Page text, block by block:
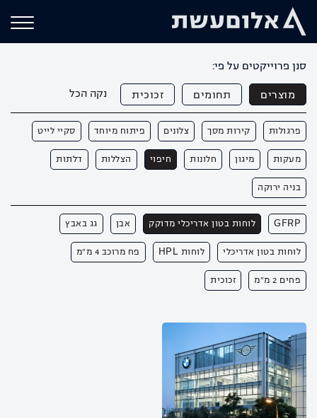
סנן פרוייקטים על פי:
מוצרים תחומים זכוכית נקה הכל
פרגולות קירות מסך צלונים פיתוח מיוחד סקיי לייט
מעקות מיגון חלונות חיפוי הצללות דלתות
בניה ירוקה
GFRP לוחות בטון אדריכלי מדוקק אבן גג באבץ
לוחות בטון אדריכלי לוחות HPL פח מרוכב 4 מ"מ
פחים 2 מ"מ זכוכית